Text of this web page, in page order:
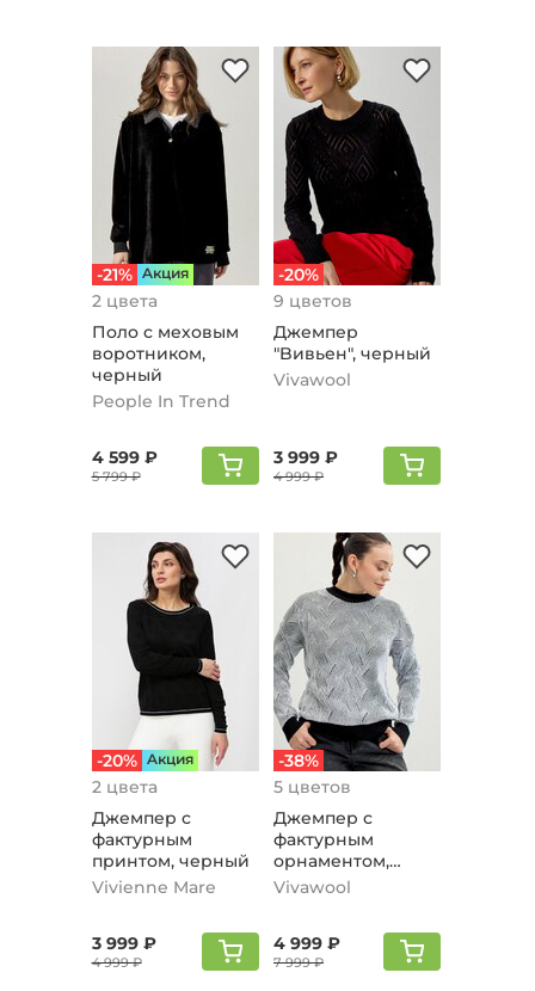
-21% Aкция
2 цвета
Поло с меховым
воротником,
черный
People In Trend
4 599 ₽
5 799 ₽
-20%
9 цветов
Джемпер
"Bивьен", черный
Vivawool
3 999 ₽
4 999 ₽
-20% Aкция
2 цвета
Джемпер с
фактурным
принтом, черный
Vivienne Mare
3 999 ₽
4 999 ₽
-38%
5 цветов
Джемпер с
фактурным
орнаментом,
черный
Vivawool
4 999 ₽
7 999 ₽